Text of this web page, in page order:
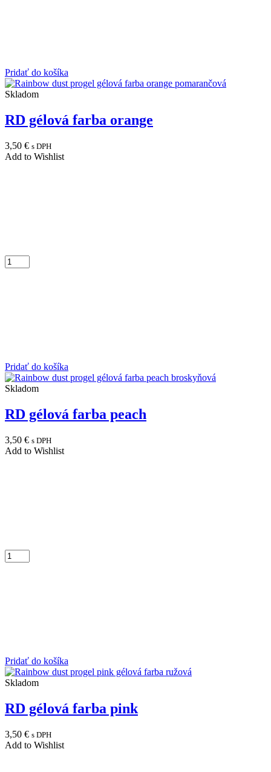
Pridať do košíka
Skladom
RD gélová farba orange
3,50 € s DPH
Add to Wishlist
Pridať do košíka
Skladom
RD gélová farba peach
3,50 € s DPH
Add to Wishlist
Pridať do košíka
Skladom
RD gélová farba pink
3,50 € s DPH
Add to Wishlist